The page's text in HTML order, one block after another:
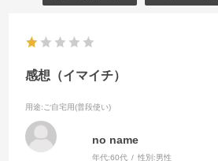
感想（イマイチ）
用途:ご自宅用(普段使い)
no name
年代:60代 性別:男性